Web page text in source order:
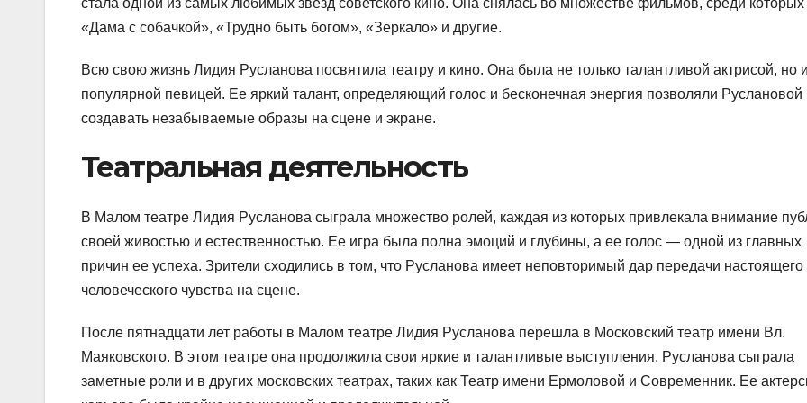
«Дама с собачкой», «Трудно быть богом», «Зеркало» и другие.
Всю свою жизнь Лидия Русланова посвятила театру и кино. Она была не только талантливой актрисой, но и
популярной певицей. Ее яркий талант, определяющий голос и бесконечная энергия позволяли Руслановой
создавать незабываемые образы на сцене и экране.
Театральная деятельность
В Малом театре Лидия Русланова сыграла множество ролей, каждая из которых привлекала внимание
своей живостью и естественностью. Ее игра была полна эмоций и глубины, а ее голос — одной из главных
причин ее успеха. Зрители сходились в том, что Русланова имеет неповторимый дар передачи настоящего
человеческого чувства на сцене.
После пятнадцати лет работы в Малом театре Лидия Русланова перешла в Московский театр имени Вл.
Маяковского. В этом театре она продолжила свои яркие и талантливые выступления. Русланова сыграла
заметные роли и в других московских театрах, таких как Театр имени Ермоловой и Современник. Ее